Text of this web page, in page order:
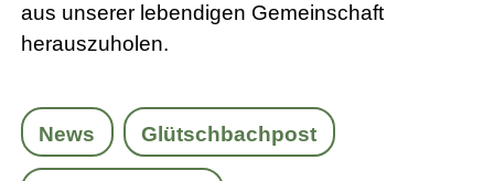
aus unserer lebendigen Gemeinschaft
herauszuholen.
News Glütschbachpost